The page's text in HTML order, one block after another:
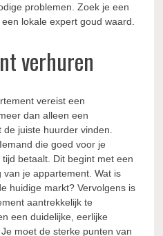
problemen. Zoek je een
lokale expert goud waard.
verhuren
vereist een
dan alleen een
juiste huurder vinden.
Iemand die goed voor je
betaalt. Dit begint met een
je appartement. Wat is
huidige markt? Vervolgens is
aantrekkelijk te
een duidelijke, eerlijke
moet de sterke punten van